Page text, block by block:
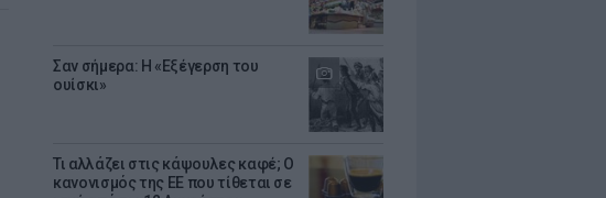
Σαν σήμερα: Η «Εξέγερση του
ουίσκι»
Τι αλλάζει στις κάψουλες καφέ; Ο
κανονισμός της ΕΕ που τίθεται σε